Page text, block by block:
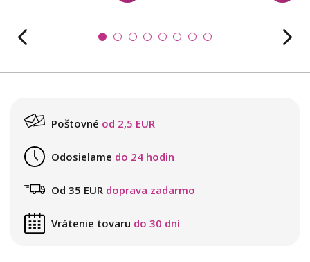
Poštovné od 2,5 EUR
Odosielame do 24 hodin
Od 35 EUR doprava zadarmo
Vrátenie tovaru do 30 dní